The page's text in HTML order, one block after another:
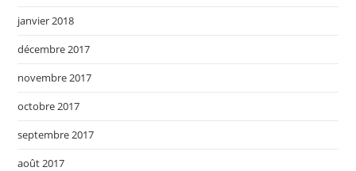
janvier 2018
décembre 2017
novembre 2017
octobre 2017
septembre 2017
août 2017